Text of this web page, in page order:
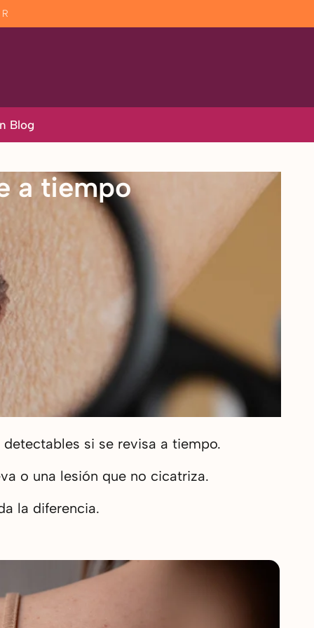
Blog
a tiempo
si se revisa a tiempo.
o una lesión que no cicatriza.
la diferencia.